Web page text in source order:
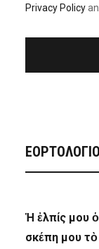
Privacy Policy
ΕΟΡΤΟΛΟΓΙΟ
Ἡ ἐλπίς μου
σκέπη μου τὸ